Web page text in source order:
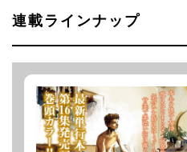
連載ラインナップ